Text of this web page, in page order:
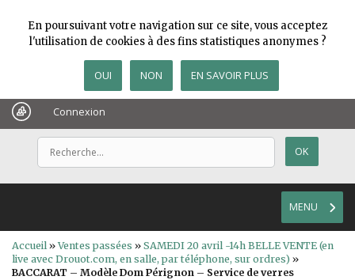
Connexion
MENU
Accueil»Ventes passées » SAMEDI 20 avril -14h BELLE VENTE (en
live avec Drouot.com, en salle, par téléphone, sur ordres) »
BACCARAT – Modèle Dom Pérignon – Service de verres
En poursuivant votre navigation sur ce site, vous acceptez
l'utilisation de cookies à des fins statistiques anonymes ?
OUI NON EN SAVOIR PLUS